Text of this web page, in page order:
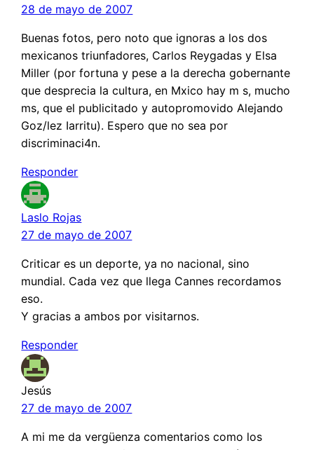
28 de mayo de 2007
Buenas fotos, pero noto que ignoras a los dos
mexicanos triunfadores, Carlos Reygadas y Elsa
Miller (por fortuna y pese a la derecha gobernante
que desprecia la cultura, en Mxico hay m s, mucho
ms, que el publicitado y autopromovido Alejando
Goz/lez Iarritu). Espero que no sea por
discriminaci4n.
Responder
Laslo Rojas
27 de mayo de 2007
Criticar es un deporte, ya no nacional, sino
mundial. Cada vez que llega Cannes recordamos
eso.
Y gracias a ambos por visitarnos.
Responder
Jesús
27 de mayo de 2007
A mi me da vergüenza comentarios como los